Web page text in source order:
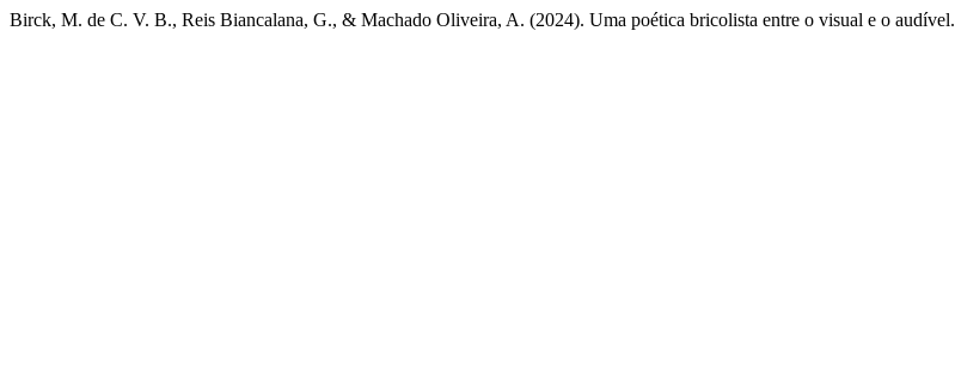
Birck, M. de C. V. B., Reis Biancalana, G., & Machado Oliveira, A. (2024). Uma poética bricolista entre o visual e o audível.